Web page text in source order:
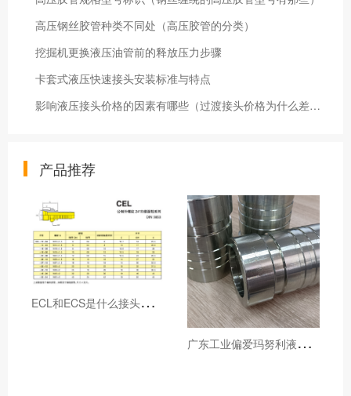
高压钢丝胶管种类不同处（高压胶管的分类）
挖掘机更换液压油管前的释放压力步骤
卡套式液压快速接头安装标准与特点
影响液压接头价格的因素有哪些（过渡接头价格为什么差距那么大）
产品推荐
E
CL和ECS是什么接头，用于什么胶管或管件
广
东工业偏爱玛努利液压产品的五大原因（代理深度分析）